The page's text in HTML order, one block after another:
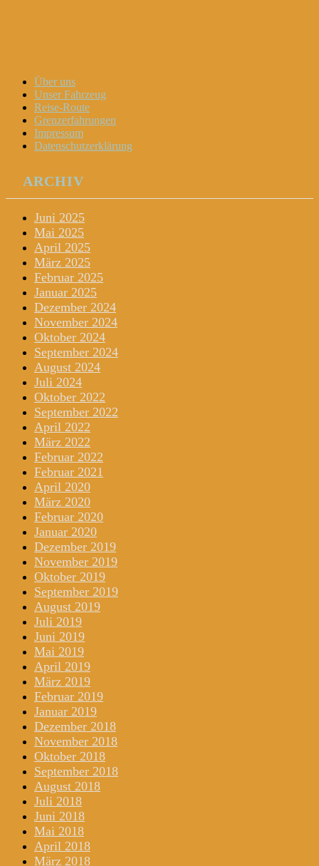
Menu
Widgets
Search
Skip
content
Über uns
Unser Fahrzeug
Reise-Route
Grenzerfahrungen
Impressum
Datenschutzerklärung
ARCHIV
Juni 2025
Mai 2025
April 2025
März 2025
Februar 2025
Januar 2025
Dezember 2024
November 2024
Oktober 2024
September 2024
August 2024
Juli 2024
Oktober 2022
September 2022
April 2022
März 2022
Februar 2022
Februar 2021
April 2020
März 2020
Februar 2020
Januar 2020
Dezember 2019
November 2019
Oktober 2019
September 2019
August 2019
Juli 2019
Juni 2019
Mai 2019
April 2019
März 2019
Februar 2019
Januar 2019
Dezember 2018
November 2018
Oktober 2018
September 2018
August 2018
Juli 2018
Juni 2018
Mai 2018
April 2018
März 2018